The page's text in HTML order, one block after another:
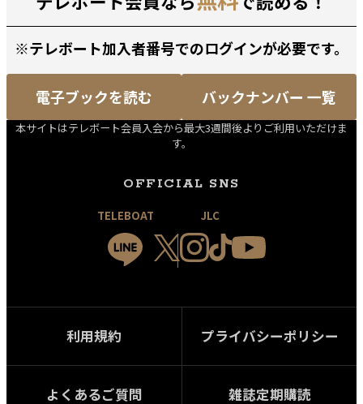
※テレボート加入者番号でのログインが必要です。
電子ブックを読む バックナンバー 一覧
本サイトはテレボート会員入会から最大3週間後よりご利用いただけま
す。
OFFICIAL SNS
TELEBOAT JLC
利用規約 プライバシーポリシー
よくあるご質問 雑誌定期購読